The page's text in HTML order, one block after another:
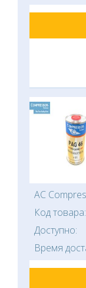
AC
Код товара:
Доступно:
Время